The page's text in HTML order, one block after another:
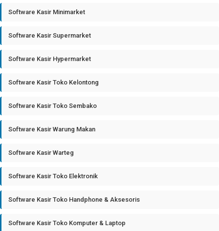
Software Kasir Minimarket
Software Kasir Supermarket
Software Kasir Hypermarket
Software Kasir Toko Kelontong
Software Kasir Toko Sembako
Software Kasir Warung Makan
Software Kasir Warteg
Software Kasir Toko Elektronik
Software Kasir Toko Handphone & Aksesoris
Software Kasir Toko Komputer & Laptop